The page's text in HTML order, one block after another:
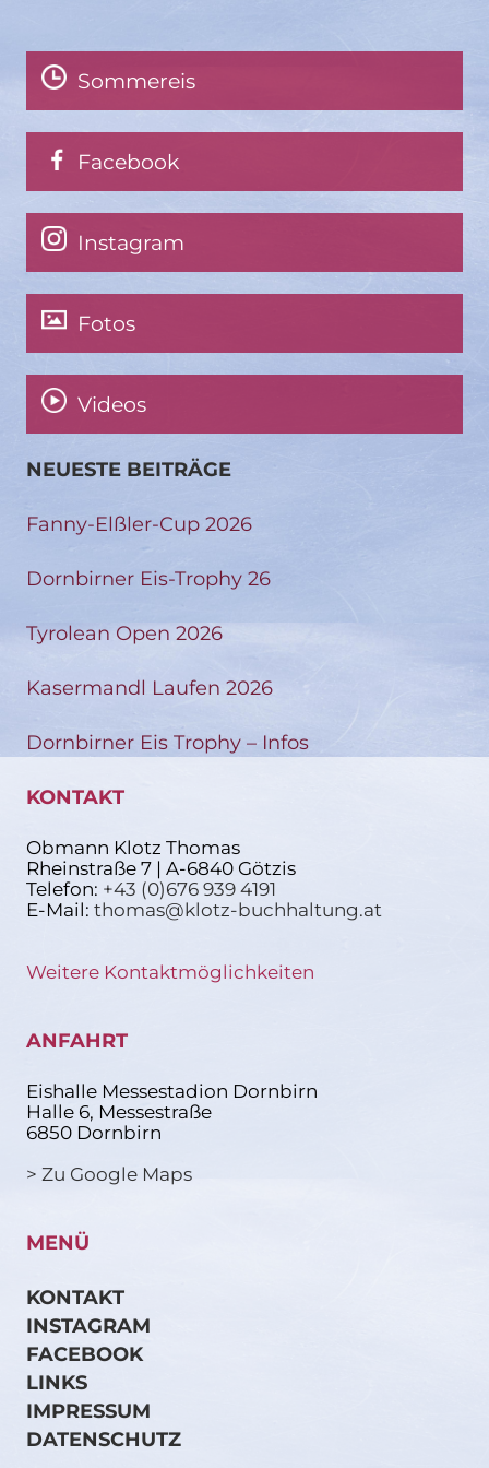
Sommereis
Facebook
Instagram
Fotos
Videos
NEUESTE BEITRÄGE
Fanny-Elßler-Cup 2026
Dornbirner Eis-Trophy 26
Tyrolean Open 2026
Kasermandl Laufen 2026
Dornbirner Eis Trophy – Infos
KONTAKT
Obmann Klotz Thomas
Rheinstraße 7 | A-6840 Götzis
Telefon: +43 (0)676 939 4191
E-Mail: thomas@klotz-buchhaltung.at
Weitere Kontaktmöglichkeiten
ANFAHRT
Eishalle Messestadion Dornbirn
Halle 6, Messestraße
6850 Dornbirn
> Zu Google Maps
MENÜ
KONTAKT
INSTAGRAM
FACEBOOK
LINKS
IMPRESSUM
DATENSCHUTZ